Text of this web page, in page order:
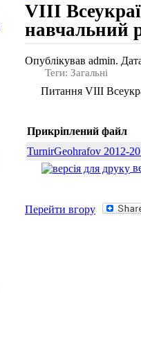
VIII
навчальний
Опублікував admin.
Теги: Загальні
Питання VIII
Прикріплений файл
TurnirGeohrafov 2012-
Перейти вгору